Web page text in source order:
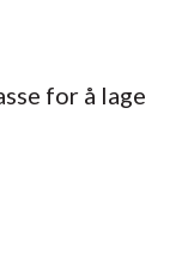
for å lage